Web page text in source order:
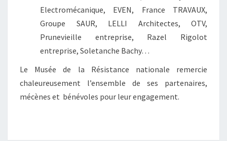
Electromécanique, EVEN, France TRAVAUX,
Groupe SAUR, LELLI Architectes, OTV,
Prunevieille entreprise, Razel Rigolot
entreprise, Soletanche Bachy…
Le Musée de la Résistance nationale remercie
chaleureusement l’ensemble de ses partenaires,
mécènes et bénévoles pour leur engagement.